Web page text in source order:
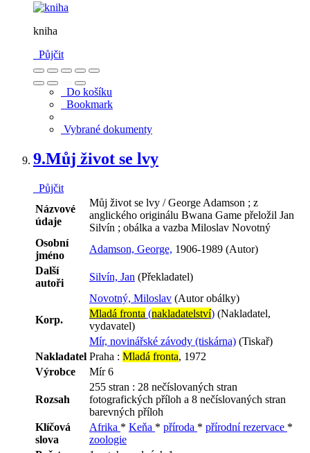
kniha
Půjčit
Do košíku
Bookmark
Vybrané dokumenty
9.Můj život se lvy
Půjčit
Názvové
údaje
Můj život se lvy / George Adamson ; z
anglického originálu Bwana Game přeložil Jan
Silvín ; obálka a vazba Miloslav Novotný
Osobní
jméno
Adamson, George, 1906-1989 (Autor)
Další
autoři
Silvín, Jan (Překladatel)
Novotný, Miloslav (Autor obálky)
Korp.
Mladá fronta (nakladatelství) (Nakladatel,
vydavatel)
Mír, novinářské závody (tiskárna) (Tiskař)
Nakladatel Praha : Mladá fronta, 1972
Výrobce
Mír 6
Rozsah
255 stran : 28 nečíslovaných stran
fotografických příloh a 8 nečíslovaných stran
barevných příloh
Klíčová
slova
Afrika * Keňa * příroda * přírodní rezervace *
zoologie